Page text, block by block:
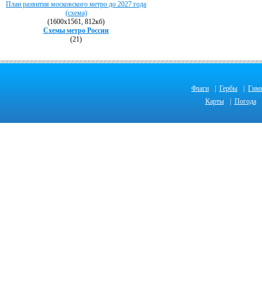
План развития московского метро до 2027 года
(схема)
(1600х1561, 812кб)
Схемы метро России
(21)
Флаги Гербы
Карты
Погода